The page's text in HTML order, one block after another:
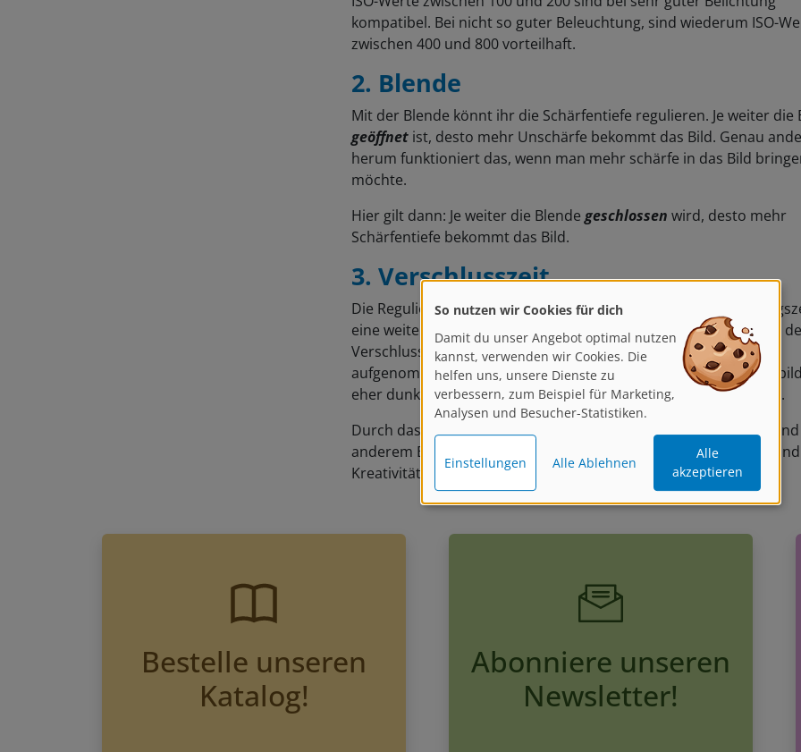
kompatibel. Bei nicht so guter Beleuchtung, sind wiederum ISO-
zwischen 400 und 800 vorteilhaft.
2. Blende
Mit der Blende könnt ihr die Schärfentiefe regulieren. Je weiter die
geöffnet ist, desto mehr Unschärfe bekommt das Bild. Genau
herum funktioniert das, wenn man mehr schärfe in das Bild
möchte.
Hier gilt dann: Je weiter die Blende geschlossen wird, desto mehr
Schärfentiefe bekommt das Bild.
3. Verschlusszeit
Die Regulierung der Verschlusszeit (auch bekannt als
eine weitere hilfreiche Einstellung. Durch das schnelle schließen
Verschlusses, können bewegende Objekte mit besserer Schärfe
aufgenommen werden. Da die Belichtungszeit kurz ist, sind die
eher dunkel, da in kürzester Zeit wenig Licht auf den Sensor fällt.
Durch das Entdecken von verschiedenen Kameras, Objektiven und
anderem Equipment eröffnen sich immer mehr Möglichkeiten
Kreativität werden keine Grenzen gesetzt.
Bestelle unseren
Katalog!
Abonniere unseren
Newsletter!
So nutzen wir Cookies für dich
Damit du unser Angebot optimal nutzen
kannst, verwenden wir Cookies. Die
helfen uns, unsere Dienste zu
verbessern, zum Beispiel für Marketing,
Analysen und Besucher-Statistiken.
Einstellungen Alle Ablehnen
Alle
akzeptieren